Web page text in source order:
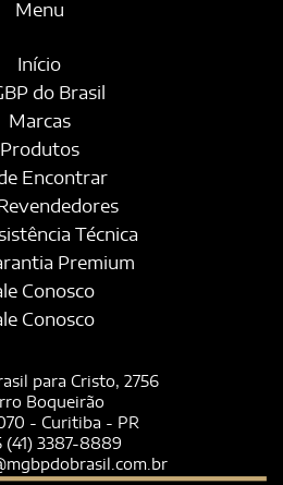
Menu
Início
do Brasil
Marcas
Produtos
Encontrar
Técnica
Premium
Conosco
Conosco
para Cristo, 2756
Boqueirão
- Curitiba - PR
(41) 3387-8889